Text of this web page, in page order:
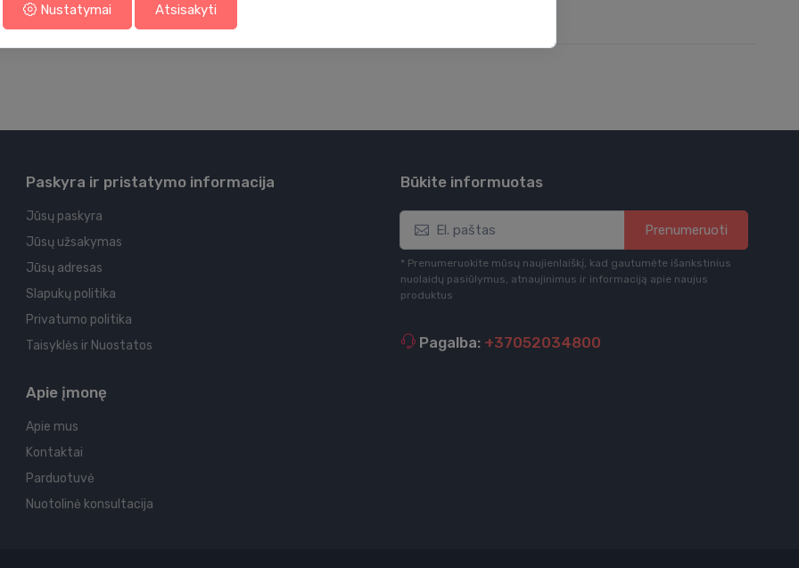
Paskyra ir pristatymo informacija
Jūsų paskyra
Jūsų užsakymas
Jūsų adresas
Slapukų politika
Privatumo politika
Taisyklės ir Nuostatos
Apie įmonę
Apie mus
Kontaktai
Parduotuvė
Nuotolinė konsultacija
Būkite informuotas
Prenumeruoti
* Prenumeruokite mūsų naujienlaiškį, kad gautumėte išankstinius
nuolaidų pasiūlymus, atnaujinimus ir informaciją apie naujus
produktus
Pagalba: +37052034800
Nustatymai Atsisakyti